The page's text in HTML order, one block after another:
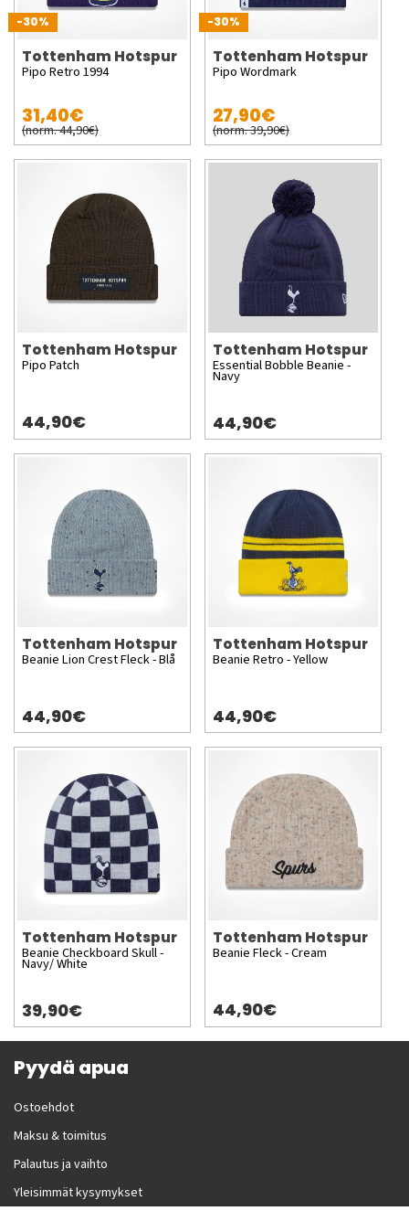
-30%
Tottenham Hotspur
Pipo Retro 1994
31,40€
(norm. 44,90€)
-30%
Tottenham Hotspur
Pipo Wordmark
27,90€
(norm. 39,90€)
Tottenham Hotspur
Pipo Patch
44,90€
Tottenham Hotspur
Essential Bobble Beanie -
Navy
44,90€
Tottenham Hotspur
Beanie Lion Crest Fleck - Blå
44,90€
Tottenham Hotspur
Beanie Retro - Yellow
44,90€
Tottenham Hotspur
Beanie Checkboard Skull -
Navy/ White
39,90€
Tottenham Hotspur
Beanie Fleck - Cream
44,90€
Pyydä apua
Ostoehdot
Maksu & toimitus
Palautus ja vaihto
Yleisimmät kysymykset